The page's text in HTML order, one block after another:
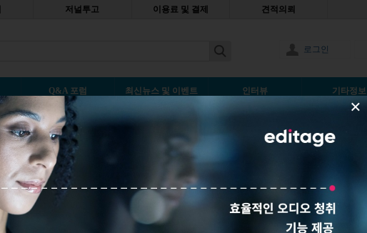
저널투고 이용료 및 결제 견적의뢰
로그인
Q&A 포럼 최신뉴스 및 이벤트 인터뷰 기타정보
덧글남기기
×